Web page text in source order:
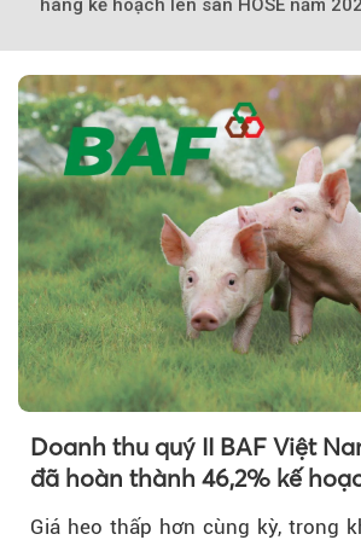
hàng kế hoạch lên sàn HOSE năm
Doanh thu quý II BAF Việt
đã hoàn thành 46,2% kế
Giá heo thấp hơn cùng kỳ, trong